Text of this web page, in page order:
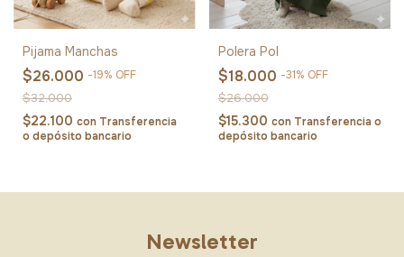
Pijama Manchas
$26.000 -19% OFF
$32.000
$22.100 con Transferencia
o depósito bancario
Polera Pol
$18.000 -31% OFF
$26.000
$15.300 con Transferencia o
depósito bancario
Newsletter